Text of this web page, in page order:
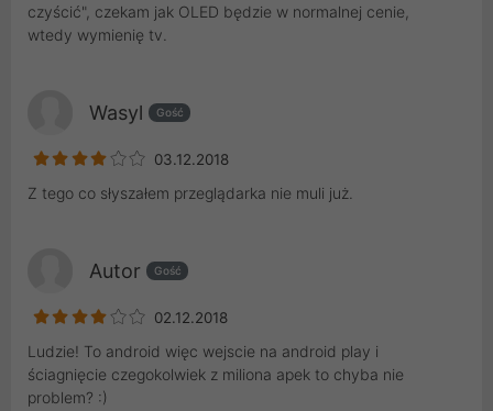
czyścić", czekam jak OLED będzie w normalnej cenie,
wtedy wymienię tv.
Wasyl Gość
03.12.2018
Z tego co słyszałem przeglądarka nie muli już.
Autor Gość
02.12.2018
Ludzie! To android więc wejscie na android play i
ściagnięcie czegokolwiek z miliona apek to chyba nie
problem? :)